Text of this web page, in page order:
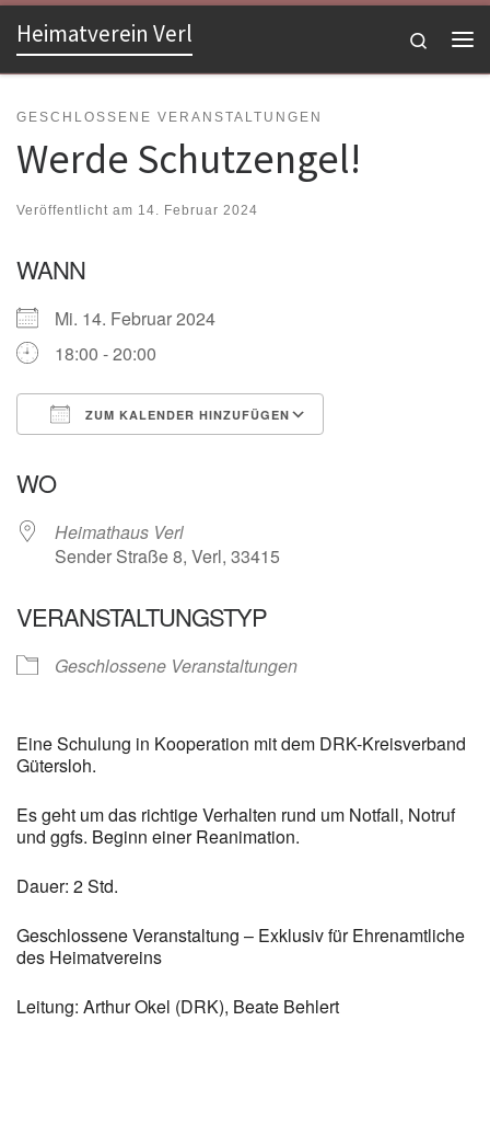
Zum Inhalt springen
Heimatverein Verl
Search
GESCHLOSSENE VERANSTALTUNGEN
Werde Schutzengel!
Veröffentlicht am 14. Februar 2024
WANN
Mi. 14. Februar 2024
18:00 - 20:00
ZUM KALENDER HINZUFÜGEN
WO
Heimathaus Verl
Sender Straße 8, Verl, 33415
VERANSTALTUNGSTYP
Geschlossene Veranstaltungen
Eine Schulung in Kooperation mit dem DRK-Kreisverband
Gütersloh.
Es geht um das richtige Verhalten rund um Notfall, Notruf
und ggfs. Beginn einer Reanimation.
Dauer: 2 Std.
Geschlossene Veranstaltung – Exklusiv für Ehrenamtliche
des Heimatvereins
Leitung: Arthur Okel (DRK), Beate Behlert